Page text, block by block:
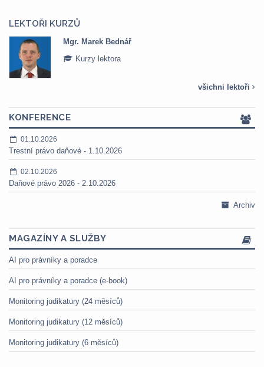
LEKTOŘI KURZŮ
Mgr. Marek Bednář
Kurzy lektora
všichni lektoři
KONFERENCE
01.10.2026
Trestní právo daňové - 1.10.2026
02.10.2026
Daňové právo 2026 - 2.10.2026
Archiv
MAGAZÍNY A SLUŽBY
AI pro právníky a poradce
AI pro právníky a poradce (e-book)
Monitoring judikatury (24 měsíců)
Monitoring judikatury (12 měsíců)
Monitoring judikatury (6 měsíců)